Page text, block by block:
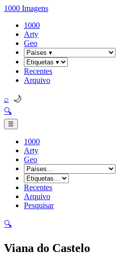
1000 Imagens
1000
Arty
Geo
Recentes
Arquivo
⌕ 🌙
🔍
☰
1000
Arty
Geo
Recentes
Arquivo
Pesquisar
🔍
Viana do Castelo